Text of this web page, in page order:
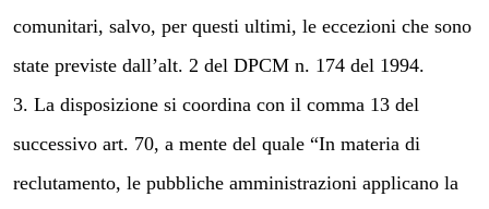
comunitari, salvo, per questi ultimi, le eccezioni che sono
state previste dall’alt. 2 del DPCM n. 174 del 1994.
3. La disposizione si coordina con il comma 13 del
successivo art. 70, a mente del quale “In materia di
reclutamento, le pubbliche amministrazioni applicano la